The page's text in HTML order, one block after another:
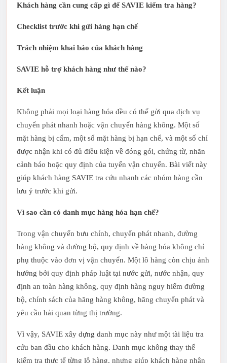
Khách hàng cần cung cấp gì để SAVIE kiểm tra hàng?
Checklist trước khi gửi hàng hạn chế
Trách nhiệm khai báo của khách hàng
SAVIE hỗ trợ khách hàng như thế nào?
Kết luận
Không phải mọi loại hàng hóa đều có thể gửi qua dịch vụ
chuyển phát nhanh hoặc vận chuyển hàng không. Một số
mặt hàng bị cấm, một số mặt hàng bị hạn chế, và một số chỉ
được nhận khi có đủ điều kiện về đóng gói, chứng từ, nhãn
cảnh báo hoặc quy định của tuyến vận chuyển. Bài viết này
giúp khách hàng SAVIE tra cứu nhanh các nhóm hàng cần
lưu ý trước khi gửi.
Vì sao cần có danh mục hàng hóa hạn chế?
Trong vận chuyển bưu chính, chuyển phát nhanh, đường
hàng không và đường bộ, quy định về hàng hóa không chỉ
phụ thuộc vào đơn vị vận chuyển. Một lô hàng còn chịu ảnh
hưởng bởi quy định pháp luật tại nước gửi, nước nhận, quy
định an toàn hàng không, quy định hàng nguy hiểm đường
bộ, chính sách của hãng hàng không, hãng chuyển phát và
yêu cầu hải quan từng thị trường.
Vì vậy, SAVIE xây dựng danh mục này như một tài liệu tra
cứu ban đầu cho khách hàng. Danh mục không thay thế
kiểm tra thực tế từng lô hàng, nhưng giúp khách hàng nhận